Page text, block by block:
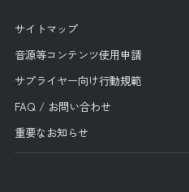
サイトマップ
音源等コンテンツ使用申請
サプライヤー向け行動規範
FAQ / お問い合わせ
重要なお知らせ